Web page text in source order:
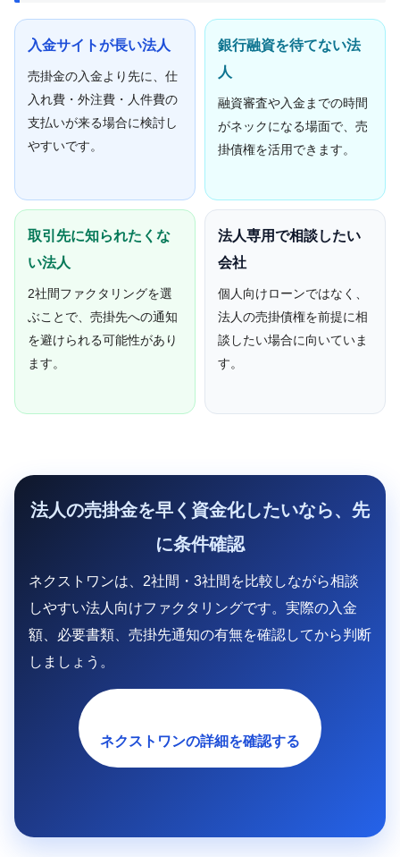
入金サイトが長い法人
売掛金の入金より先に、仕
入れ費・外注費・人件費の
支払いが来る場合に検討し
やすいです。
銀行融資を待てない法
人
融資審査や入金までの時間
がネックになる場面で、売
掛債権を活用できます。
取引先に知られたくな
い法人
2社間ファクタリングを選
ぶことで、売掛先への通知
を避けられる可能性があり
ます。
法人専用で相談したい
会社
個人向けローンではなく、
法人の売掛債権を前提に相
談したい場合に向いていま
す。
法人の売掛金を早く資金化したいなら、先
に条件確認
ネクストワンは、2社間・3社間を比較しながら相談
しやすい法人向けファクタリングです。実際の入金
額、必要書類、売掛先通知の有無を確認してから判断
しましょう。
ネクストワンの詳細を確認する